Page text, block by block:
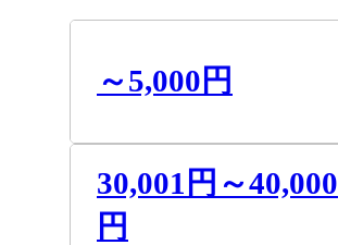
～5,000円
30,001円～40,000
円